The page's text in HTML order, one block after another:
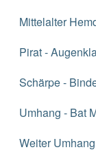
Mittelalter
Pirat -
Schärpe -
Umhang - Bat
Weiter